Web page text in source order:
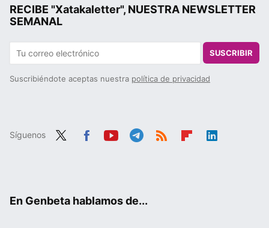
RECIBE "Xatakaletter", NUESTRA NEWSLETTER
SEMANAL
SUSCRIBIR
Suscribiéndote aceptas nuestra política de privacidad
Síguenos
En Genbeta hablamos de...